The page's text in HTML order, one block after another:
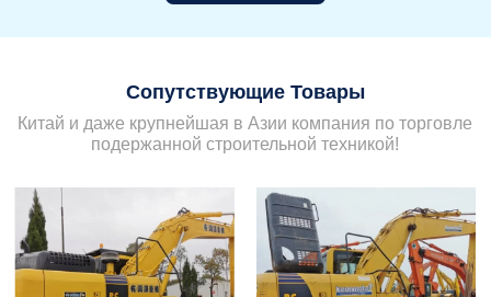
Сопутствующие Товары
Китай и даже крупнейшая в Азии компания по торговле
подержанной строительной техникой!